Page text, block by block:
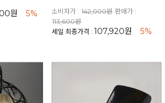
원 5% 소비자가 : 142,000원 판매가 :
113,600원
세일 최종가격 : 107,920원 5%